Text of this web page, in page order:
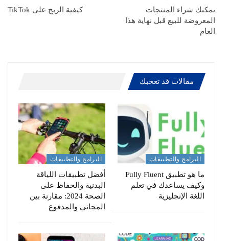
يمكنك شراء المنتجات
المعروضة للبيع قبل نهاية هذا
العام
كيفية الربح على TikTok
مقالات قد تعجبك
البرامج والتطبيقات
ما هو تطبيق Fully Fluent
وكيف يساعدك في تعلم
اللغة الإنجليزية
البرامج والتطبيقات
أفضل تطبيقات اللياقة
البدنية والحفاظ على
الصحة 2024: مقارنة بين
المجاني والمدفوع